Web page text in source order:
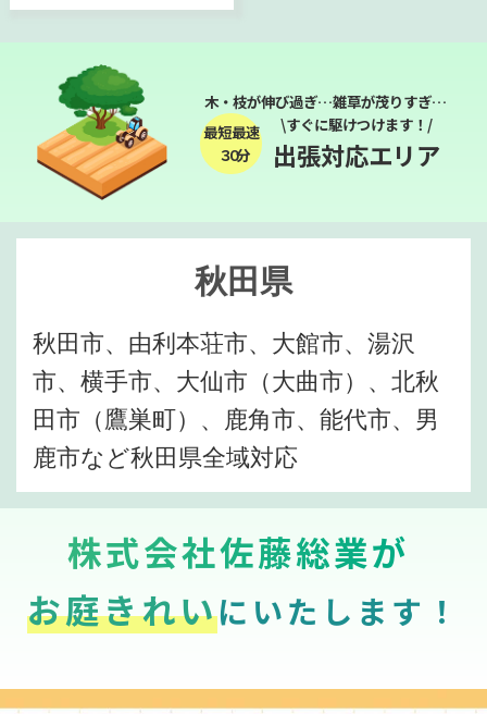
木・枝が伸び過ぎ…雑草が茂りすぎ…
最短最速
３０分
\すぐに駆けつけます！/
出張対応エリア
秋田県
秋田市、由利本荘市、大館市、湯沢
市、横手市、大仙市（大曲市）、北秋
田市（鷹巣町）、鹿角市、能代市、男
鹿市など秋田県全域対応
株式会社佐藤総業が
お庭きれいにいたします！